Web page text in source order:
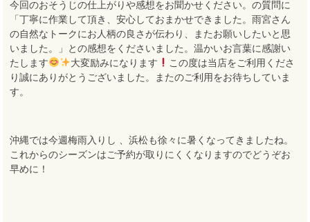
今回のおそうじの仕上がりや感想をお聞かせください。の質問に
「丁寧に作業して頂き、安心しておまかせできました。雨宮さん
の自然なトークにお人柄の良さが伝わり、またお願いしたいと思
いました。」との感想をくださいました。温かいお言葉に感謝い
たします
大変励みになります
この度は当店をご利用くださ
り誠にありがとうございました 。
またのご利用をお待ちしていま
す。
沖縄では今週梅雨入りし 、浜松も徐々に暑くなってきましたね。
これからのシーズンはご予約が取りにくくなりますのでどうぞお
早めに！